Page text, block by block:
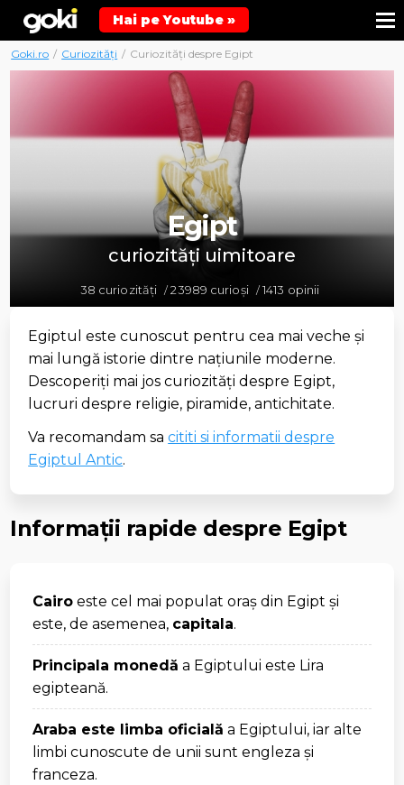
Hai pe Youtube »
Goki.ro / Curiozități / Curiozități despre Egipt
Egipt
curiozități uimitoare
38 curiozități /23989 curioși /1413 opinii
Egiptul este cunoscut pentru cea mai veche și
mai lungă istorie dintre națiunile moderne.
Descoperiți mai jos curiozități despre Egipt,
lucruri despre religie, piramide, antichitate.
Va recomandam sacititi si informatii despre
Egiptul Antic.
Informații rapide despre Egipt
Cairo este cel mai populat oraș din Egipt și
este, de asemenea, capitala.
Principala monedă a Egiptului este Lira
egipteană.
Araba este limba oficială a Egiptului, iar alte
limbi cunoscute de unii sunt engleza și
franceza.